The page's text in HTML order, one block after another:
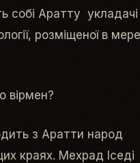
собі Аратту укладачі
розміщеної в
вірмен?
з Аратти народ
краях. Мехрад Іседі